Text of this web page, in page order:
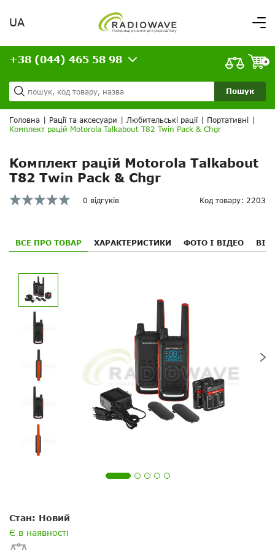
Вітаємо,
увійдіть в особистий кабінет
Доставка та оплата
Кредит
Статті
ВАШЕ ЗАМОВЛЕННЯ
UA
Пошук
+38 (044) 465 58 98 0
Головна Рації та аксесуари Любительські рації Портативні
Комплект рацій Motorola Talkabout T82 Twin Pack & Chgr
Комплект рацій Motorola Talkabout
T82 Twin Pack & Chgr
0 відгуків Код товару: 2203
ВСЕ ПРО ТОВАР ХАРАКТЕРИСТИКИ ФОТО І ВІДЕО
Стан: Новий
Є в наявності